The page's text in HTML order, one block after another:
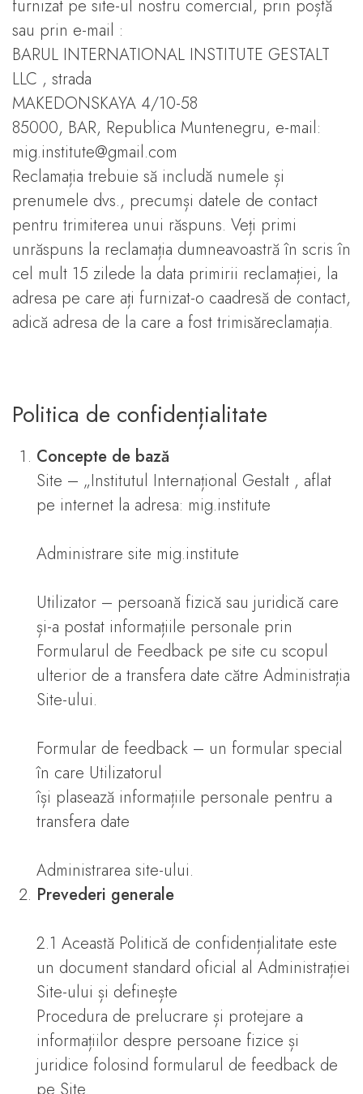
furnizat pe site-ul nostru comercial, prin poștă
sau prin e-mail :
BARUL INTERNATIONAL INSTITUTE GESTALT
LLC , strada
MAKEDONSKAYA 4/10-58
85000, BAR, Republica Muntenegru, e-mail:
mig.institute@gmail.com
Reclamația trebuie să includă numele și
prenumele dvs., precumși datele de contact
pentru trimiterea unui răspuns. Veți primi
unrăspuns la reclamația dumneavoastră în scris în
cel mult 15 zilede la data primirii reclamației, la
adresa pe care ați furnizat-o caadresă de contact,
adică adresa de la care a fost trimisăreclamația.
Politica de confidențialitate
Concepte de bază
Site – „Institutul Internațional Gestalt , aflat
pe internet la adresa: mig.institute
Administrare site mig.institute
Utilizator – persoană fizică sau juridică care
și-a postat informațiile personale prin
Formularul de Feedback pe site cu scopul
ulterior de a transfera date către Administrația
Site-ului.
Formular de feedback – un formular special
în care Utilizatorul
își plasează informațiile personale pentru a
transfera date
Administrarea site-ului.
Prevederi generale
2.1 Această Politică de confidențialitate este
un document standard oficial al Administrației
Site-ului și definește
Procedura de prelucrare și protejare a
informațiilor despre persoane fizice și
juridice folosind formularul de feedback de